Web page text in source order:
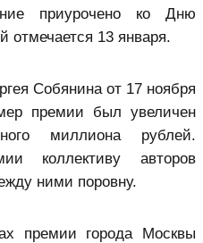
приурочено ко Дню
отмечается 13 января.
Собянина от 17 ноября
премии был увеличен
миллиона рублей.
коллективу авторов
ними поровну.
премии города Москвы